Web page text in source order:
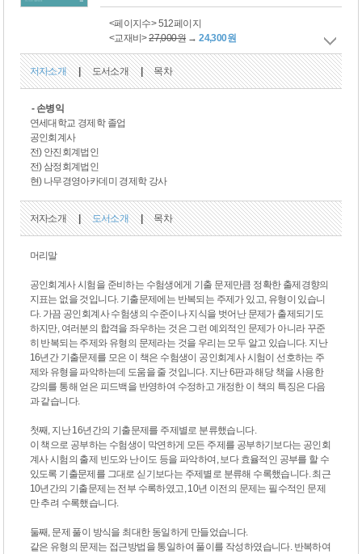
<페이지수> 512페이지
<교재비>27,000원 →24,300원
저자소개 | 도서소개 | 목차
- 손병익
연세대학교 경제학 졸업
공인회계사
전) 안진회계법인
전) 삼정회계법인
현) 나무경영아카데미 경제학 강사
저자소개 | 도서소개 | 목차
머리말
공인회계사 시험을 준비하는 수험생에게 기출 문제만큼 정확한 출제경향의
지표는 없을 것입니다. 기출문제에는 반복되는 주제가 있고, 유형이 있습니
다. 가끔 공인회계사 수험생의 수준이나 지식을 벗어난 문제가 출제되기도
하지만, 여러분의 합격을 좌우하는 것은 그런 예외적인 문제가 아니라 꾸준
히 반복되는 주제와 유형의 문제라는 것을 우리는 모두 알고 있습니다. 지난
16년간 기출문제를 모은 이 책은 수험생이 공인회계사 시험이 선호하는 주
제와 유형을 파악하는데 도움을 줄 것입니다. 지난 6판과 해당 책을 사용한
강의를 통해 얻은 피드백을 반영하여 수정하고 개정한 이 책의 특징은 다음
과 같습니다.
첫째, 지난 16년간의 기출문제를 주제별로 분류했습니다.
이 책으로 공부하는 수험생이 막연하게 모든 주제를 공부하기보다는 공인회
계사 시험의 출제 빈도와 난이도 등을 파악하여, 보다 효율적인 공부를 할 수
있도록 기출문제를 그대로 싣기보다는 주제별로 분류해 수록했습니다. 최근
10년간의 기출문제는 전부 수록하였고, 10년 이전의 문제는 필수적인 문제
만 추려 수록했습니다.
둘째, 문제 풀이 방식을 최대한 동일하게 만들었습니다.
같은 유형의 문제는 접근방법을 통일하여 풀이를 작성하였습니다. 반복하여